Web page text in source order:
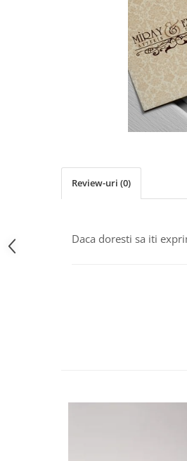
2021 Crăciun
2023 Crăciun
Paste
Toamna și Halloween
Review-uri (0)
Daca doresti sa iti